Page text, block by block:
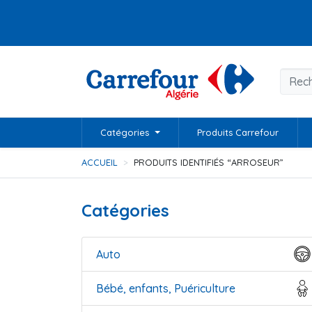
Catégories Produits Carrefour
ACCUEIL PRODUITS IDENTIFIÉS “ARROSEUR”
Catégories
Auto
Bébé, enfants, Puériculture